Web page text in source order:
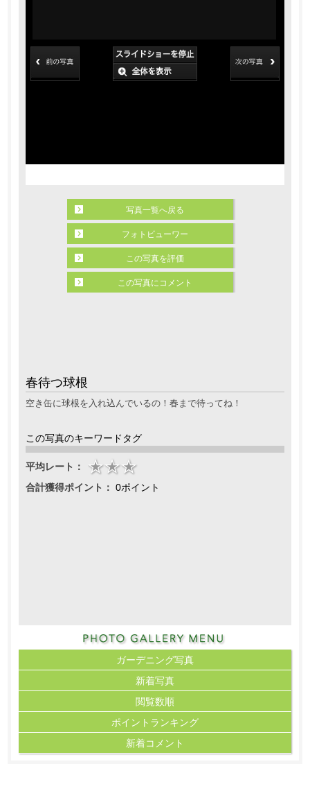
春待つ球根
空き缶に球根を入れ込んでいるの！春まで待ってね！
この写真のキーワードタグ
平均レート：
合計獲得ポイント： 0ポイント
写真一覧へ戻る
フォトビューワー
この写真を評価
この写真にコメント
ガーデニング写真
新着写真
閲覧数順
ポイント ランキング
新着コメント